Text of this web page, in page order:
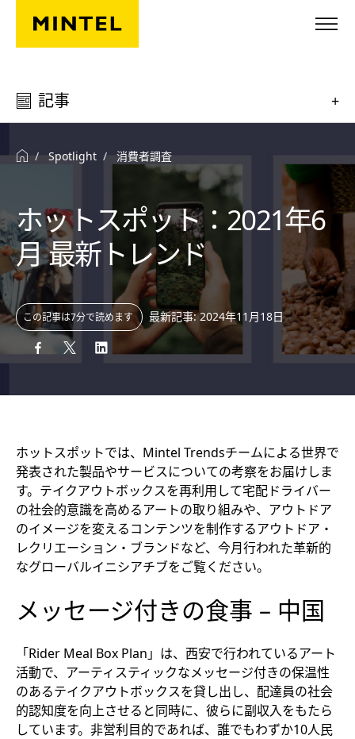
Skip to main content
記事 +
Spotlight 消費者調査
ホットスポット：2021年6
月 最新トレンド
この記事は7分で読めます 最新記事: 2024年11月18日
ホットスポットでは、Mintel Trendsチームによる世界で
発表された製品やサービスについての考察をお届けしま
す。テイクアウトボックスを再利用して宅配ドライバー
の社会的意識を高めるアートの取り組みや、アウトドア
のイメージを変えるコンテンツを制作するアウトドア・
レクリエーション・ブランドなど、今月行われた革新的
なグローバルイニシアチブをご覧ください。
メッセージ付きの食事 – 中国
「Rider Meal Box Plan」は、西安で行われているアート
活動で、アーティスティックなメッセージ付きの保温性
のあるテイクアウトボックスを貸し出し、配達員の社会
的認知度を向上させると同時に、彼らに副収入をもたら
しています。非営利目的であれば、誰でもわずか10人民